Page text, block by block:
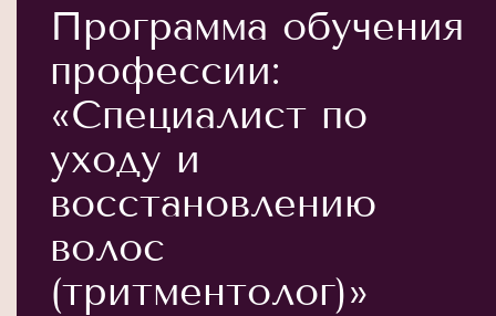
Программа обучения
профессии:
«Специалист по
уходу и
восстановлению
волос
(тритментолог)»